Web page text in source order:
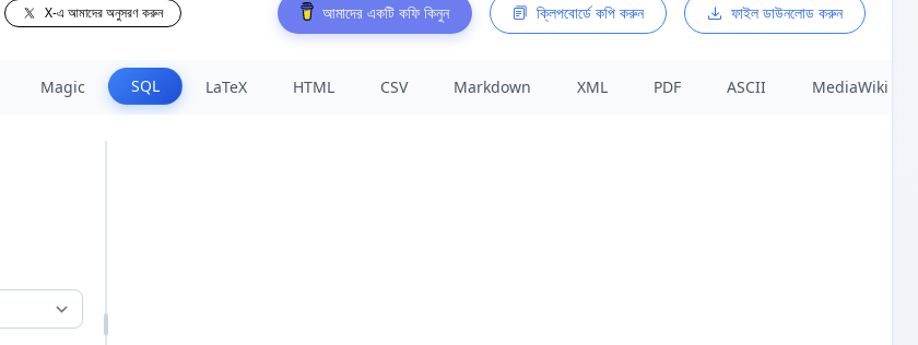
X-এ আমাদের অনুসরণ করুন আমাদের একটি কফি কিনুন ক্লিপবোর্ডে কপি করুন ফাইল ডাউনলোড করুন
Magic SQL LaTeX HTML CSV Markdown XML PDF ASCII MediaWiki